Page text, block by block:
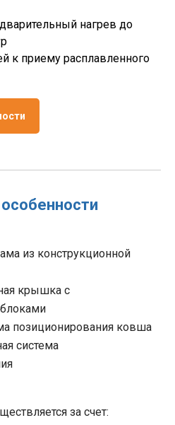
нагрев до
к приему расплавленного
из конструкционной
крышка с
позиционирования ковша
система
за счет: